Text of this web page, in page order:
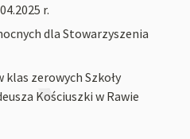
r.
dla Stowarzyszenia
klas zerowych Szkoły
Kościuszki w Rawie